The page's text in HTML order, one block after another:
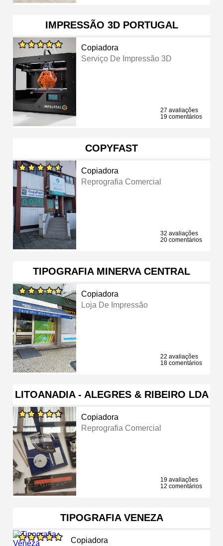
IMPRESSÃO 3D PORTUGAL
Copiadora
Serviço De Impressão 3D
27 avaliações
19 comentários
COPYFAST
Copiadora
Reprografia Comercial
32 avaliações
20 comentários
TIPOGRAFIA MINERVA CENTRAL
Copiadora
Loja De Impressão
22 avaliações
18 comentários
LITOANADIA - ALEGRES & RIBEIRO LDA
Copiadora
Reprografia Comercial
19 avaliações
12 comentários
TIPOGRAFIA VENEZA
Copiadora